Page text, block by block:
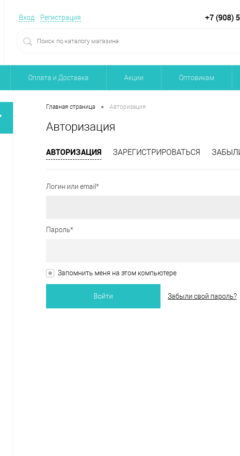
Вход Регистрация +7 (908)
Оплата и Доставка Акции Оптовикам
Главная страница • Авторизация
Авторизация
АВТОРИЗАЦИЯ ЗАРЕГИСТРИРОВАТЬСЯ
Логин или email*
Пароль*
Запомнить меня на этом компьютере
Забыли свой пароль?